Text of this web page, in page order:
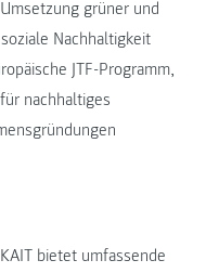
grüner und
Nachhaltigkeit
JTF-Programm,
nachhaltiges
bietet umfassende